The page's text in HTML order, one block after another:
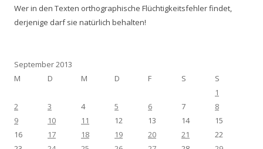
Wer in den Texten orthographische Flüchtigkeitsfehler findet,
derjenige darf sie natürlich behalten!
September 2013
M
D M D F S
S
1
2
3 4 5 6 7
8
9
10 11 12 13 14
15
16
17 18 19 20 21
22